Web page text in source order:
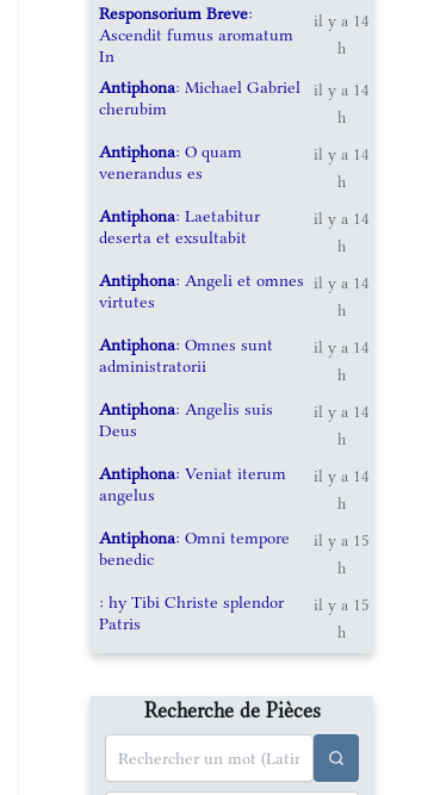
Responsorium Breve:
Ascendit fumus aromatum
In
il y a 14
h
Antiphona: Michael Gabriel
cherubim
il y a 14
h
Antiphona: O quam
venerandus es
il y a 14
h
Antiphona: Laetabitur
deserta et exsultabit
il y a 14
h
Antiphona: Angeli et omnes
virtutes
il y a 14
h
Antiphona: Omnes sunt
administratorii
il y a 14
h
Antiphona: Angelis suis
Deus
il y a 14
h
Antiphona: Veniat iterum
angelus
il y a 14
h
Antiphona: Omni tempore
benedic
il y a 15
h
: hy Tibi Christe splendor
Patris
il y a 15
h
Recherche de Pièces